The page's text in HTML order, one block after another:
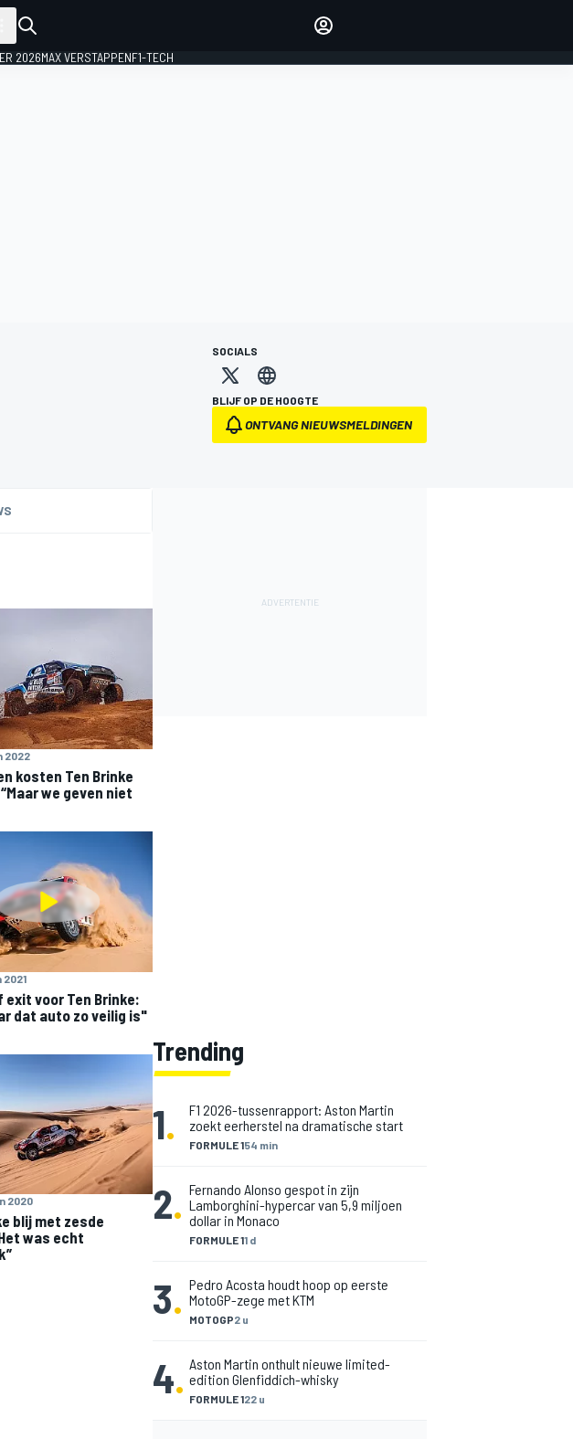
2026MAX VERSTAPPENF1-TECH
SOCIALS
BLIJF OP DE HOOGTE
ONTVANG NIEUWSMELDINGEN
2022
kosten Ten Brinke
we geven niet
2021
voor Ten Brinke:
dat auto zo veilig is"
2020
blij met zesde
was echt
Trending
1. FORMULE 154 min
F1 2026-tussenrapport: Aston Martin
zoekt eerherstel na dramatische start
2.
FORMULE 11 d
Fernando Alonso gespot in zijn
Lamborghini-hypercar van 5,9 miljoen
dollar in Monaco
3. MOTOGP2 u
Pedro Acosta houdt hoop op eerste
MotoGP-zege met KTM
4. FORMULE 122 u
Aston Martin onthult nieuwe limited-
edition Glenfiddich-whisky